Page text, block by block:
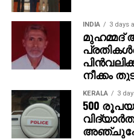
ഇതിനിടെ, രാജമൗലി
നായകനായും
എത്തുന്ന പുതിയ
അതേസമയം, ബാഹുബലി
ചേര്‍ത്ത ‘ദി എപ്പിക്ക്’
INDIA 3 days
മുഹമ്മദ്
നീക്കം
KERALA 3
500